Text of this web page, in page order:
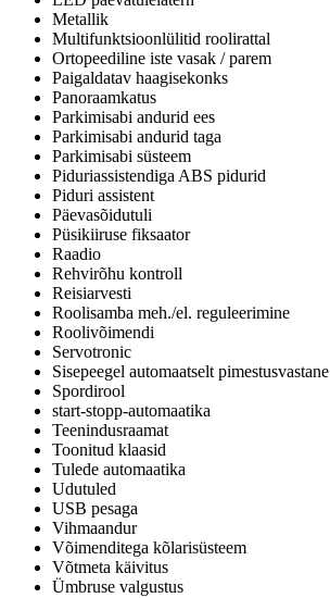
Metallik
Multifunktsioonlülitid roolirattal
Ortopeediline iste vasak / parem
Paigaldatav haagisekonks
Panoraamkatus
Parkimisabi andurid ees
Parkimisabi andurid taga
Parkimisabi süsteem
Piduriassistendiga ABS pidurid
Piduri assistent
Päevasõidutuli
Püsikiiruse fiksaator
Raadio
Rehvirõhu kontroll
Reisiarvesti
Roolisamba meh./el. reguleerimine
Roolivõimendi
Servotronic
Sisepeegel automaatselt pimestusvastane
Spordirool
start-stopp-automaatika
Teenindusraamat
Toonitud klaasid
Tulede automaatika
Udutuled
USB pesaga
Vihmaandur
Võimenditega kõlarisüsteem
Võtmeta käivitus
Ümbruse valgustus